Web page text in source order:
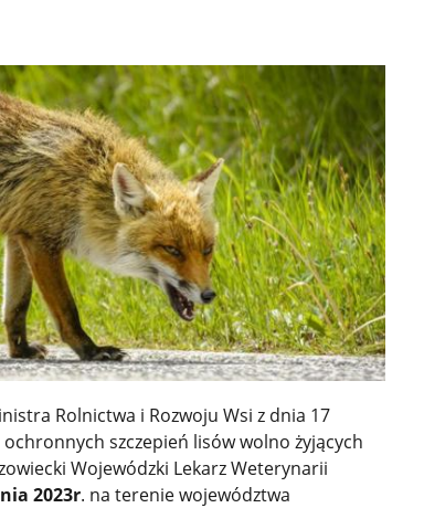
Rolnictwa i Rozwoju Wsi z dnia 17
szczepień lisów wolno żyjących
Wojewódzki Lekarz Weterynarii
2023r. na terenie województwa